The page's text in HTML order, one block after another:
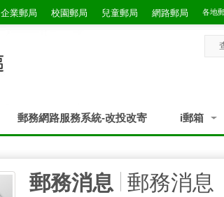
企業郵局 校園郵局 兒童郵局 網路郵局 各地
郵務網路服務系統-改投改寄 i郵箱
郵務消息 郵務消息